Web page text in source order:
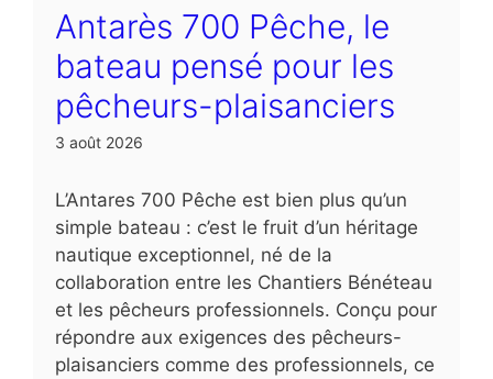
Antarès 700 Pêche, le
bateau pensé pour les
pêcheurs-plaisanciers
3 août 2026
L’Antares 700 Pêche est bien plus qu’un
simple bateau : c’est le fruit d’un héritage
nautique exceptionnel, né de la
collaboration entre les Chantiers Bénéteau
et les pêcheurs professionnels. Conçu pour
répondre aux exigences des pêcheurs-
plaisanciers comme des professionnels, ce